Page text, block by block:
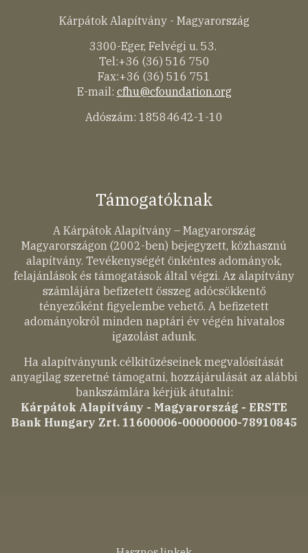
Kárpátok Alapítvány - Magyarország
3300-Eger, Felvégi u. 53.
Tel:+36 (36) 516 750
Fax:+36 (36) 516 751
E-mail: cfhu@cfoundation.org
Adószám: 18584642-1-10
Támogatóknak
A Kárpátok Alapítvány – Magyarország
Magyarországon (2002-ben) bejegyzett, közhasznú
alapítvány. Tevékenységét önkéntes adományok,
felajánlások és támogatások által végzi. Az alapítvány
számlájára befizetett összeg adócsökkentő
tényezőként figyelembe vehető. A befizetett
adományokról minden naptári év végén hivatalos
igazolást adunk.
Ha alapítványunk célkitűzéseinek megvalósítását
anyagilag szeretné támogatni, hozzájárulását az alábbi
bankszámlára kérjük átutalni:
Kárpátok Alapítvány - Magyarország - ERSTE
Bank Hungary Zrt. 11600006-00000000-78910845